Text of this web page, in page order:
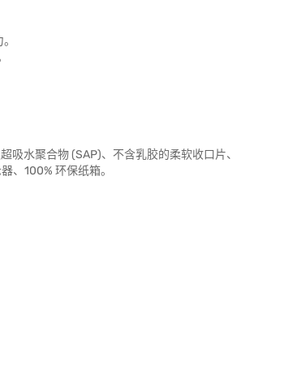
水聚合物 (SAP)、不含乳胶的柔软收口片、
、100% 环保纸箱。